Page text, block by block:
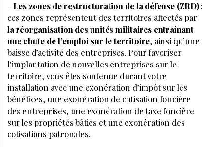
- Les zones de restructuration de la défense (ZRD) :
ces zones représentent des territoires affectés par
la réorganisation des unités militaires entraînant
une chute de l’emploi sur le territoire, ainsi qu’une
baisse d’activité des entreprises. Pour favoriser
l’implantation de nouvelles entreprises sur le
territoire, vous êtes soutenue durant votre
installation avec une exonération d’impôt sur les
bénéfices, une exonération de cotisation foncière
des entreprises, une exonération de taxe foncière
sur les propriétés bâties et une exonération des
cotisations patronales.